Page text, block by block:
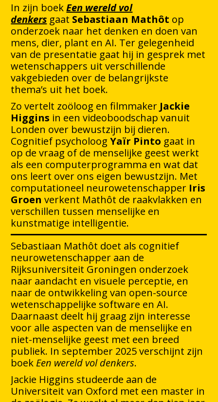
In zijn boekEen wereld vol
denkers gaat Sebastiaan Mathôt op
onderzoek naar het denken en doen van
mens, dier, plant en AI. Ter gelegenheid
van de presentatie gaat hij in gesprek met
wetenschappers uit verschillende
vakgebieden over de belangrijkste
thema’s uit het boek.
Zo vertelt zoöloog en filmmaker Jackie
Higgins in een videoboodschap vanuit
Londen over bewustzijn bij dieren.
Cognitief psycholoogYaïr Pinto gaat in
op de vraag of de menselijke geest werkt
als een computerprogramma en wat dat
ons leert over ons eigen bewustzijn. Met
computationeel neurowetenschapper Iris
Groenverkent Mathôt de raakvlakken en
verschillen tussen menselijke en
kunstmatige intelligentie.
Sebastiaan Mathôt doet als cognitief
neurowetenschapper aan de
Rijksuniversiteit Groningen onderzoek
naar aandacht en visuele perceptie, en
naar de ontwikkeling van open-source
wetenschappelijke software en AI.
Daarnaast deelt hij graag zijn interesse
voor alle aspecten van de menselijke en
niet-menselijke geest met een breed
publiek. In september 2025 verschijnt zijn
boek Een wereld vol denkers.
Jackie Higgins studeerde aan de
Universiteit van Oxford met een master in